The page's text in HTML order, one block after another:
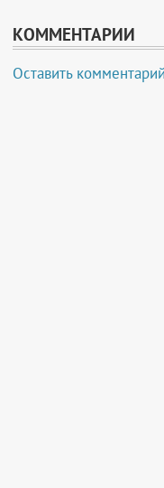
КОММЕНТАРИИ
Оставить